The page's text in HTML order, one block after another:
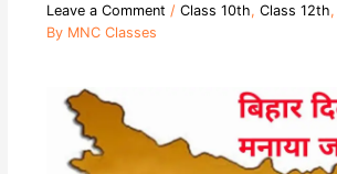
Leave a Comment / Class 10th, Class 12th,
By MNC Classes